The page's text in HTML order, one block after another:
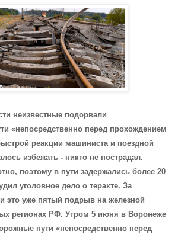
неизвестные подорвали
«непосредственно перед прохождением
реакции машиниста и поездной
избежать - никто не пострадал.
поэтому в пути задержались более 20
уголовное дело о теракте. За
это уже пятый подрыв на железной
регионах РФ. Утром 5 июня в Воронеже
пути «непосредственно перед